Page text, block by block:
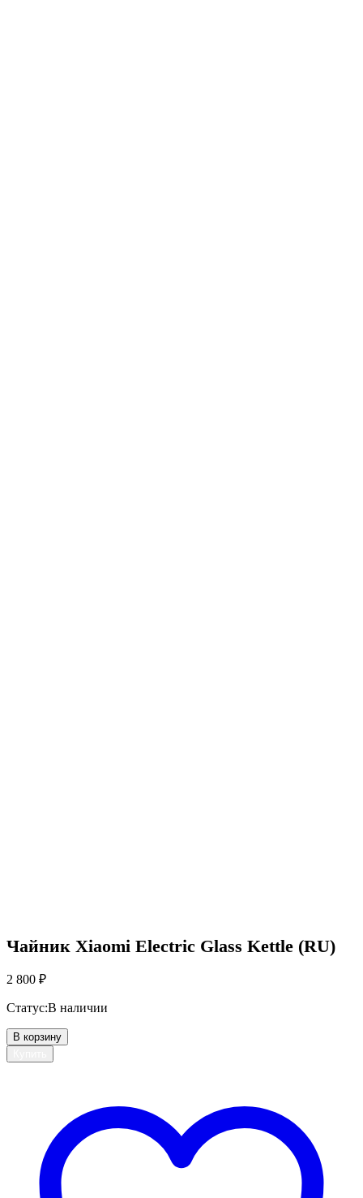
Чайник Xiaomi Electric Glass Kettle (RU)
2 800 ₽
Статус:В наличии
В корзину